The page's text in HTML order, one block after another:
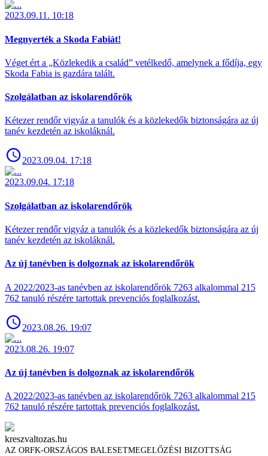
2023.09.11. 10:18
Megnyerték a Skoda Fabiát!
Véget ért a „Közlekedik a család” vetélkedő, amelynek a fődíja, egy
Skoda Fabia is gazdára talált.
Szolgálatban az iskolarendőrök
Kétezer rendőr vigyáz a tanulók és a közlekedők biztonságára az új
tanév kezdetén az iskoláknál.
2023.09.04. 17:18
2023.09.04. 17:18
Szolgálatban az iskolarendőrök
Kétezer rendőr vigyáz a tanulók és a közlekedők biztonságára az új
tanév kezdetén az iskoláknál.
Az új tanévben is dolgoznak az iskolarendőrök
A 2022/2023-as tanévben az iskolarendőrök 7263 alkalommal 215
762 tanuló részére tartottak prevenciós foglalkozást.
2023.08.26. 19:07
2023.08.26. 19:07
Az új tanévben is dolgoznak az iskolarendőrök
A 2022/2023-as tanévben az iskolarendőrök 7263 alkalommal 215
762 tanuló részére tartottak prevenciós foglalkozást.
kreszvaltozas.hu
AZ ORFK-ORSZÁGOS BALESETMEGELŐZÉSI BIZOTTSÁG